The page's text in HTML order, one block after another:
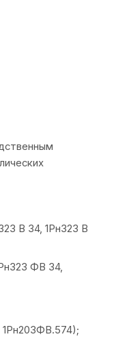
В 34, 1Рн323 В
ФВ 34,
1Рн203ФВ.574);